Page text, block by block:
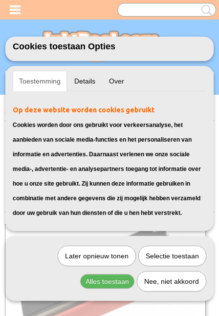
Inloggen Registreren
UW WINKELWAGEN
Home>Toners> TN-3512 Toner cartridge voor Brother
Alle artikelen geschikt voor de TN-
3512 van Brother:
Sorteer op:
Cookies toestaan Opties
Toestemming Details Over
Op deze website worden cookies gebruikt
Cookies worden door ons gebruikt voor verkeersanalyse, het
aanbieden van sociale media-functies en het personaliseren van
informatie en advertenties. Daarnaast verlenen we onze sociale
media-, advertentie- en analysepartners toegang tot informatie over
hoe u onze site gebruikt. Zij kunnen deze informatie gebruiken in
combinatie met andere gegevens die zij mogelijk hebben verzameld
door uw gebruik van hun diensten of die u hen hebt verstrekt.
Later opnieuw tonen Selectie toestaan
Alles toestaan Nee, niet akkoord